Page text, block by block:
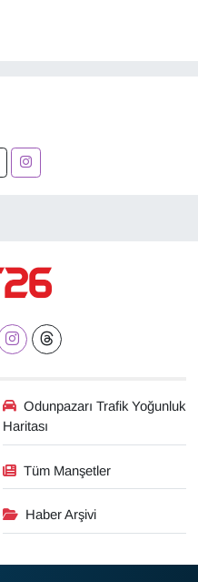
Odunpazarı Trafik Yoğunluk
Haritası
Tüm Manşetler
Haber Arşivi